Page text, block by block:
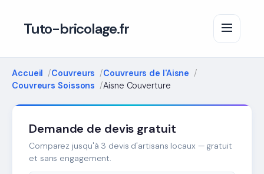
Tuto-bricolage.fr
Accueil Couvreurs
Couvreurs de l'Aisne
Couvreurs Soissons
Aisne Couverture
Demande de devis gratuit
Comparez jusqu'à 3 devis d'artisans locaux — gratuit
et sans engagement.